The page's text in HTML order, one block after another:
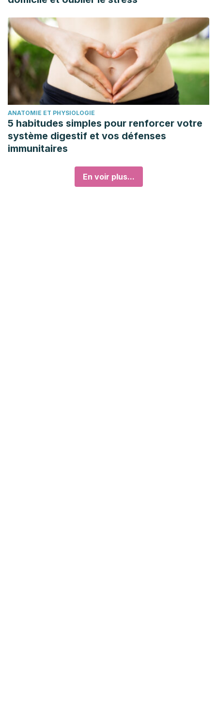
ANATOMIE ET PHYSIOLOGIE
5 habitudes simples pour renforcer votre
système digestif et vos défenses
immunitaires
En voir plus...